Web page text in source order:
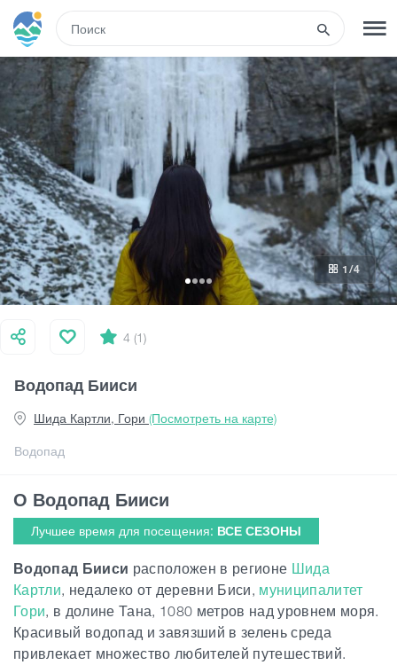
РЕГИСТРАЦИЯ ВХОД
Туры
Гостиницы
Транспорт
Развлечения
Гиды
Грузия
Водопад Бииси
Водопад
Шида Картли, Гори (Посмотреть на карте)
4 (1)
1 /4
О Водопад Бииси
Лучшее время для посещения: ВСЕ СЕЗОНЫ
Водопад Бииси расположен в регионе Шида
Картли, недалеко от деревни Биси, муниципалитет
Гори, в долине Тана, 1080 метров над уровнем моря.
Красивый водопад и завязший в зелень среда
привлекает множество любителей путешествий.